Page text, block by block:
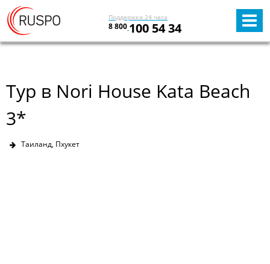
Поддержка 24 часа
8 800 100 54 34
Тур в Nori House Kata Beach
3*
Таиланд, Пхукет